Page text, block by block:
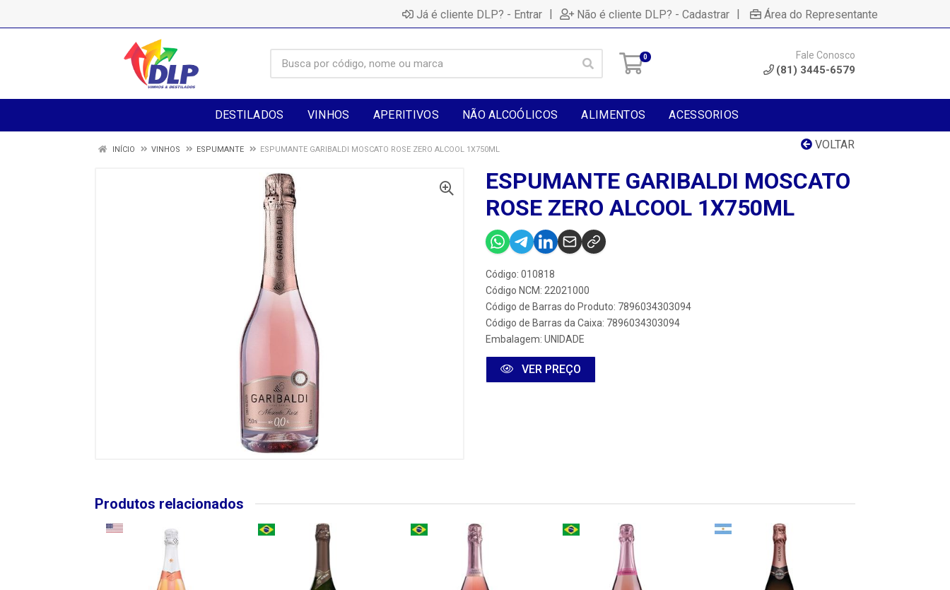
Já é cliente DLP? - Entrar | Não é cliente DLP? - Cadastrar | Área do Representante
0 Fale Conosco
(81) 3445-6579
DESTILADOS VINHOS APERITIVOS NÃO ALCOÓLICOS ALIMENTOS ACESSORIOS
VOLTAR
INÍCIO VINHOS ESPUMANTE ESPUMANTE GARIBALDI MOSCATO ROSE ZERO ALCOOL 1X750ML
ESPUMANTE GARIBALDI MOSCATO
ROSE ZERO ALCOOL 1X750ML
Código: 010818
Código NCM: 22021000
Código de Barras do Produto: 7896034303094
Código de Barras da Caixa: 7896034303094
Embalagem: UNIDADE
VER PREÇO
Produtos relacionados